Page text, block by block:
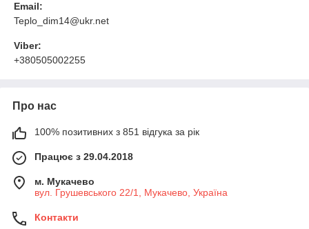
Email:
Teplo_dim14@ukr.net
Viber:
+380505002255
Про нас
100% позитивних з 851 відгука за рік
Працює з 29.04.2018
м. Мукачево
вул. Грушевського 22/1, Мукачево, Україна
Контакти